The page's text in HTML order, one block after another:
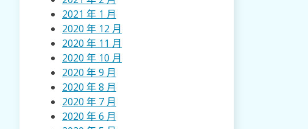
2021 年 1 月
2020 年 12 月
2020 年 11 月
2020 年 10 月
2020 年 9 月
2020 年 8 月
2020 年 7 月
2020 年 6 月